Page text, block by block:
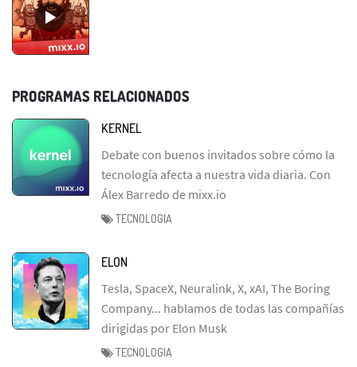
PROGRAMAS RELACIONADOS
KERNEL
Debate con buenos invitados sobre cómo la
tecnología afecta a nuestra vida diaria. Con
Álex Barredo de mixx.io
TECNOLOGIA
ELON
Tesla, SpaceX, Neuralink, X, xAI, The Boring
Company... hablamos de todas las compañías
dirigidas por Elon Musk
TECNOLOGIA